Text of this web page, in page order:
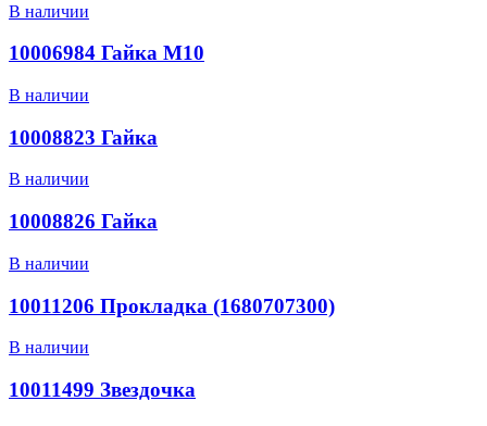
В наличии
10006984 Гайка М10
В наличии
10008823 Гайка
В наличии
10008826 Гайка
В наличии
10011206 Прокладка (1680707300)
В наличии
10011499 Звездочка